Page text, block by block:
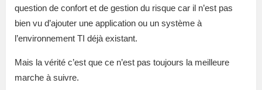
question de confort et de gestion du risque car il n’est pas
bien vu d’ajouter une application ou un système à
l’environnement TI déjà existant.
Mais la vérité c’est que ce n’est pas toujours la meilleure
marche à suivre.